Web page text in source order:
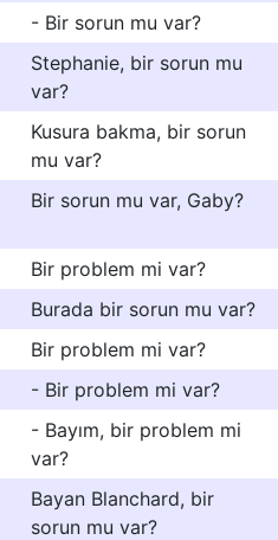
- Bir sorun mu var?
Stephanie, bir sorun mu
var?
Kusura bakma, bir sorun
mu var?
Bir sorun mu var, Gaby?
Bir problem mi var?
Burada bir sorun mu var?
Bir problem mi var?
- Bir problem mi var?
- Bayım, bir problem mi
var?
Bayan Blanchard, bir
sorun mu var?